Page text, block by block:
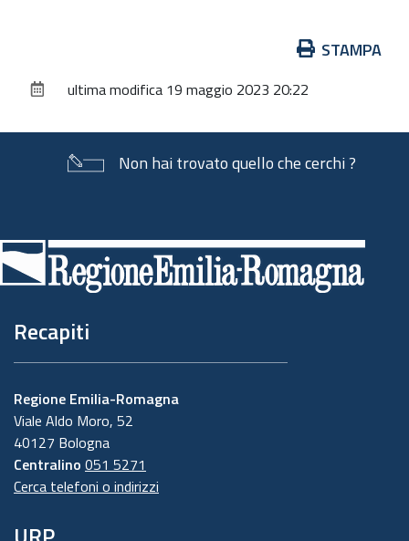
documento
STAMPA
ultima modifica 19 maggio 2023 20:22
Non hai trovato quello che cerchi ?
di
pagina
Recapiti
Regione Emilia-Romagna
Viale Aldo Moro, 52
40127 Bologna
Centralino 051 5271
Cerca telefoni o indirizzi